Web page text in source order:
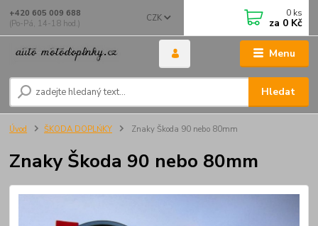
Menu
CZK
Hledat
+420 605 009 688
(Po-Pá, 14-18 hod.)
0 ks
za 0 Kč
Úvod ŠKODA DOPLŃKY Znaky Škoda 90 nebo 80mm
Znaky Škoda 90 nebo 80mm